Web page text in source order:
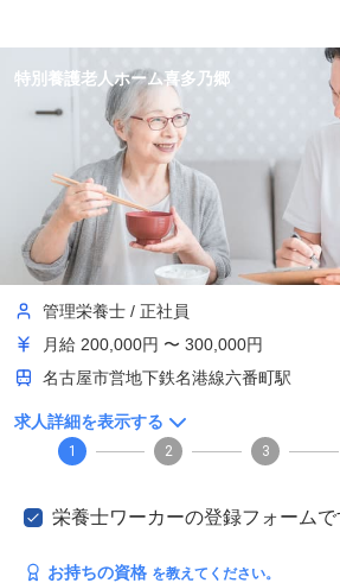
特別養護老人ホーム喜多乃郷
管理栄養士 / 正社員
月給 200,000円 〜 300,000円
名古屋市営地下鉄名港線六番町駅
求人詳細を表示する
1 2 3
栄養士ワーカーの登録フォームで
お持ちの資格 を教えてください。